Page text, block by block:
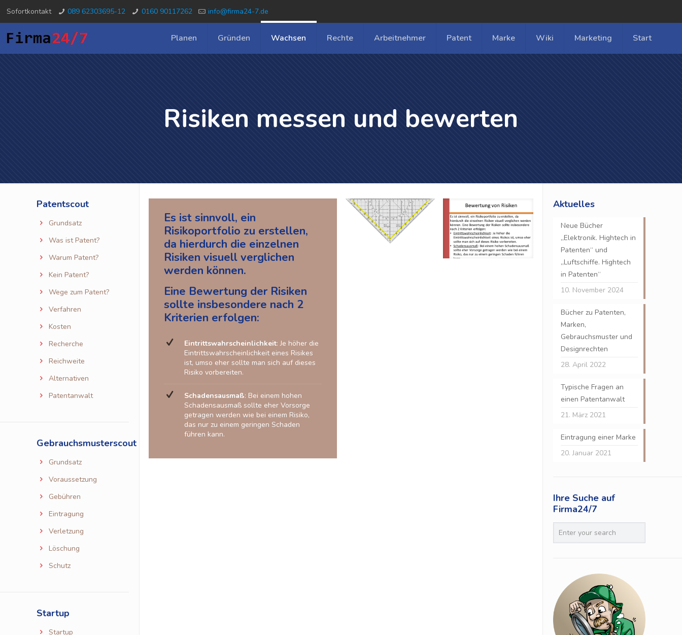
Sofortkontakt 089 62303695-12 0160 90117262 info@firma24-7.de
Planen Gründen Wachsen Rechte Arbeitnehmer Patent Marke Wiki Marketing Start
Risiken messen und bewerten
Es ist sinnvoll, ein
Risikoportfolio zu erstellen,
da hierdurch die einzelnen
Risiken visuell verglichen
werden können.
Eine Bewertung der Risiken
sollte insbesondere nach 2
Kriterien erfolgen:
Eintrittswahrscheinlichkeit: Je höher die
Eintrittswahrscheinlichkeit eines Risikes
ist, umso eher sollte man sich auf dieses
Risiko vorbereiten.
Schadensausmaß: Bei einem hohen
Schadensausmaß sollte eher Vorsorge
getragen werden wie bei einem Risiko,
das nur zu einem geringen Schaden
führen kann.
Patentscout
Grundsatz
Was ist Patent?
Warum Patent?
Kein Patent?
Wege zum Patent?
Verfahren
Kosten
Recherche
Reichweite
Alternativen
Patentanwalt
Gebrauchsmusterscout
Grundsatz
Voraussetzung
Gebühren
Eintragung
Verletzung
Löschung
Schutz
Startup
Startup
Aktuelles
Neue Bücher
„Elektronik. Hightech in
Patenten“ und
„Luftschiffe. Hightech
in Patenten“
10. November 2024
Bücher zu Patenten,
Marken,
Gebrauchsmuster und
Designrechten
28. April 2022
Typische Fragen an
einen Patentanwalt
21. März 2021
Eintragung einer Marke
20. Januar 2021
Ihre Suche auf
Firma24/7